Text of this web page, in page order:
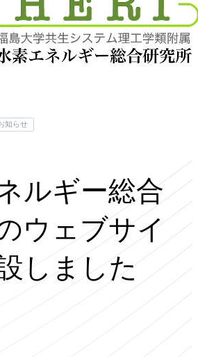
知らせ
ルギー総合
ウェブサイ
しました